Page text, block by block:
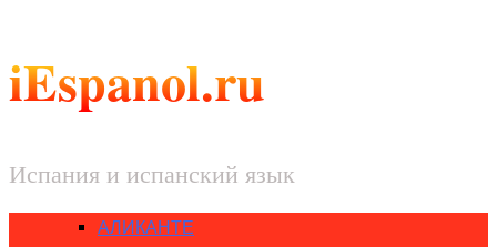
iEspanol.ru
Испания и испанский язык
АЛИКАНТЕ